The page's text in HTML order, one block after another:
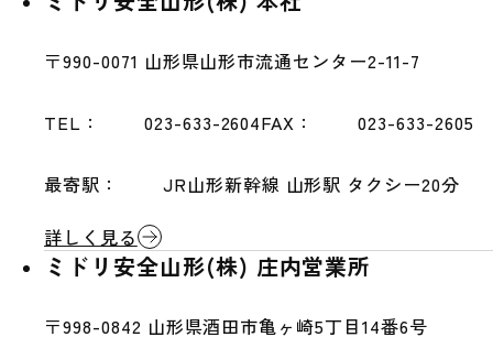
〒990-0071 山形県山形市流通センター2-11-7
TEL： 023-633-2604FAX： 023-633-2605
最寄駅：
JR山形新幹線 山形駅 タクシー20分
詳しく見る
ミドリ安全山形(株) 庄内営業所
〒998-0842 山形県酒田市亀ヶ崎5丁目14番6号